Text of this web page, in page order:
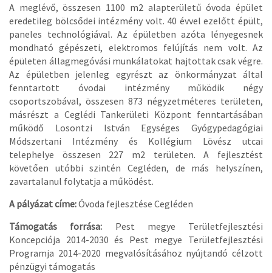
A meglévő, összesen 1100 m2 alapterületű óvoda épület
eredetileg bölcsődei intézmény volt. 40 évvel ezelőtt épült,
paneles technológiával. Az épületben azóta lényegesnek
mondható gépészeti, elektromos felújítás nem volt. Az
épületen állagmegóvási munkálatokat hajtottak csak végre.
Az épületben jelenleg egyrészt az önkormányzat által
fenntartott óvodai intézmény működik négy
csoportszobával, összesen 873 négyzetméteres területen,
másrészt a Ceglédi Tankerületi Központ fenntartásában
működő Losontzi István Egységes Gyógypedagógiai
Módszertani Intézmény és Kollégium Lövész utcai
telephelye összesen 227 m2 területen. A fejlesztést
követően utóbbi szintén Cegléden, de más helyszínen,
zavartalanul folytatja a működést.
A pályázat címe:Óvoda fejlesztése Cegléden
Támogatás forrása: Pest megye Területfejlesztési
Koncepciója 2014-2030 és Pest megye Területfejlesztési
Programja 2014-2020 megvalósításához nyújtandó célzott
pénzügyi támogatás